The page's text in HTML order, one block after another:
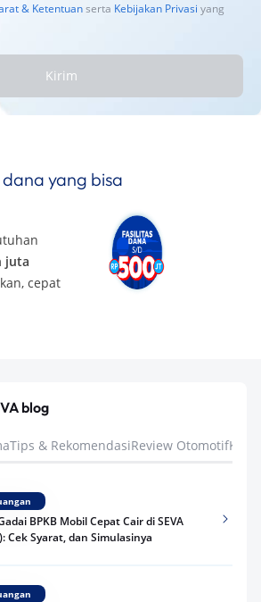
& Ketentuanserta Kebijakan Privasi yang
Kirim
yang bisa
juta
cepat
blog
Tips & RekomendasiReview Otomotif
BPKB Mobil Cepat Cair di SEVA
Cek Syarat, dan Simulasinya